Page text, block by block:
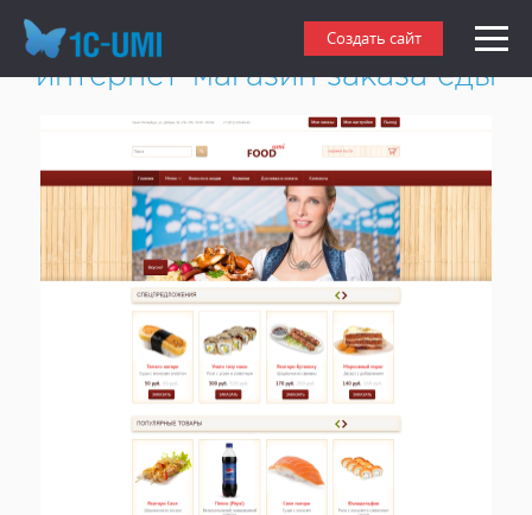
Создать сайт
Создать адаптивный
интернет-магазин заказа еды